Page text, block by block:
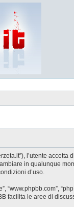
l’utente
in qualunque
d’uso.
“www.phpbb.com”,
facilita le aree di